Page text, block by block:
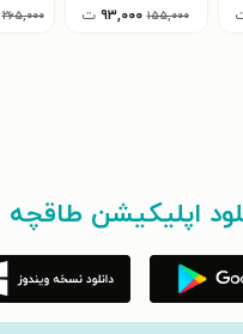
۱۵۵,۰۰۰ ۹۳,۰۰۰ ت ۲۶۵,۰۰۰
اپلیکیشن طاقچه